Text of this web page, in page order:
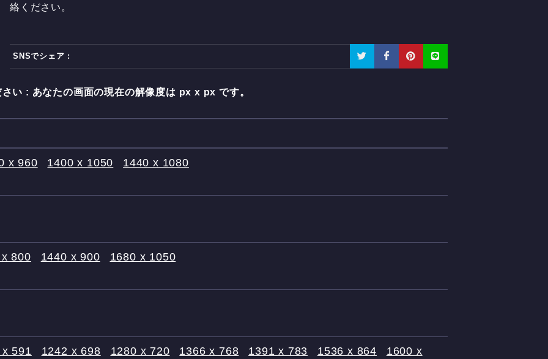
絡ください。
SNSでシェア :
い : あなたの画面の現在の解像度は px x px です。
x 960 1400 x 1050 1440 x 1080
800 1440 x 900 1680 x 1050
591 1242 x 698 1280 x 720 1366 x 768 1391 x 783 1536 x 864 1600 x